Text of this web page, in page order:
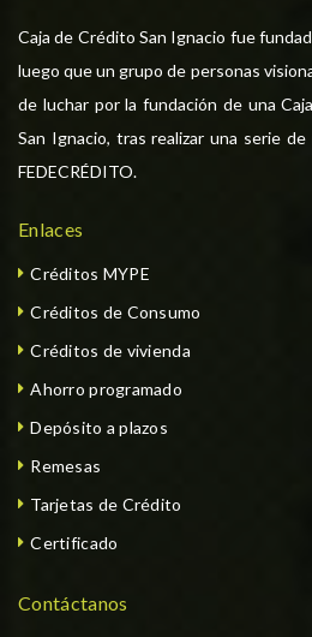
Caja de Crédito San Ignacio fue
luego que un grupo de personas
de luchar por la fundación de una
San Ignacio, tras realizar una serie
FEDECRÉDITO.
Enlaces
Créditos MYPE
Créditos de Consumo
Créditos de vivienda
Ahorro programado
Depósito a plazos
Remesas
Tarjetas de Crédito
Certificado
Contáctanos